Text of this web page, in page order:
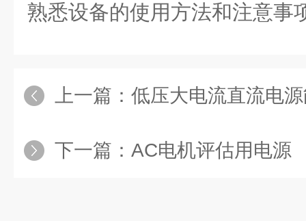
熟悉设备的使用方法和注意事
上一篇： 低压大电流直流电源能够
下一篇： AC电机评估用电源